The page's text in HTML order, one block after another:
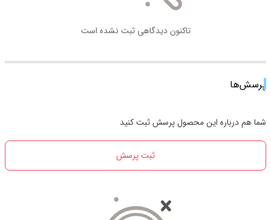
تاکنون دیدگاهی ثبت نشده است
پرسش‌ها
شما هم درباره این محصول پرسش ثبت کنید
ثبت پرسش